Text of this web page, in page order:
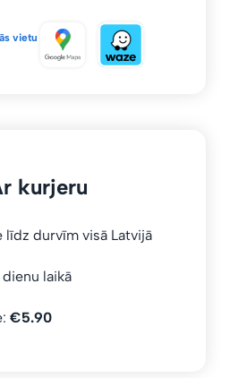
vietu
kurjeru
līdz durvīm visā Latvijā
laikā
€5.90